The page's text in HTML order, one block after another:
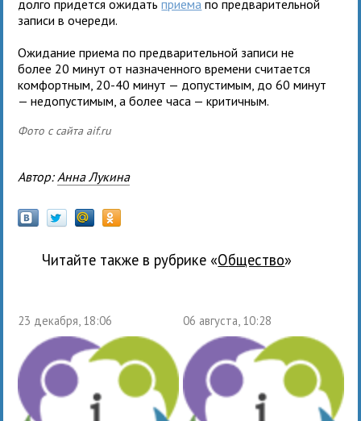
долго придется ожидатьприема по предварительной
записи в очереди.
Ожидание приема по предварительной записи не
более 20 минут от назначенного времени считается
комфортным, 20-40 минут — допустимым, до 60 минут
— недопустимым, а более часа — критичным.
Фото с сайта aif.ru
Автор: Анна Лукина
Читайте также в рубрике « общество»
23 декабря, 18:06 06 августа, 10:28